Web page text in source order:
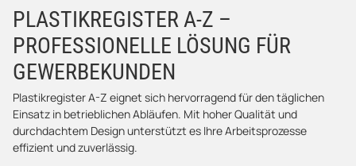
PLASTIKREGISTER A-Z –
PROFESSIONELLE LÖSUNG FÜR
GEWERBEKUNDEN
Plastikregister A-Z eignet sich hervorragend für den täglichen
Einsatz in betrieblichen Abläufen. Mit hoher Qualität und
durchdachtem Design unterstützt es Ihre Arbeitsprozesse
effizient und zuverlässig.